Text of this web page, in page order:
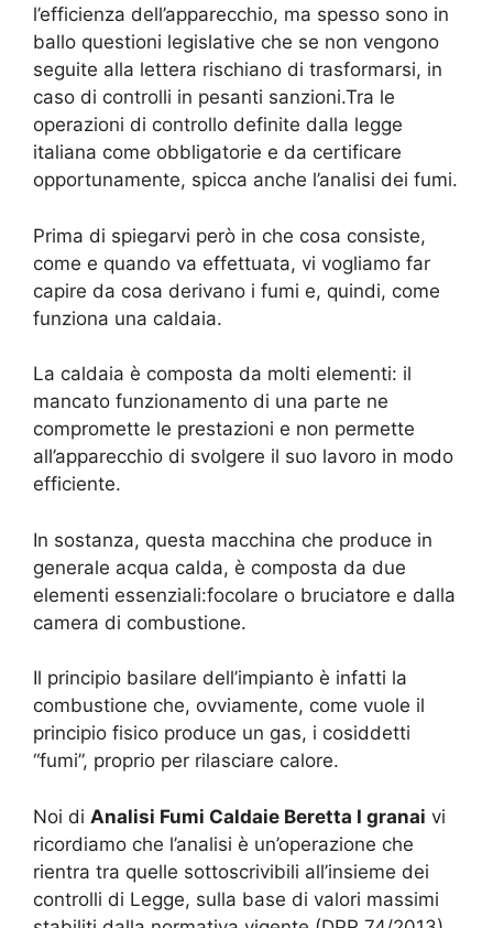
l’efficienza dell’apparecchio, ma spesso sono in
ballo questioni legislative che se non vengono
seguite alla lettera rischiano di trasformarsi, in
caso di controlli in pesanti sanzioni.Tra le
operazioni di controllo definite dalla legge
italiana come obbligatorie e da certificare
opportunamente, spicca anche l’analisi dei fumi.
Prima di spiegarvi però in che cosa consiste,
come e quando va effettuata, vi vogliamo far
capire da cosa derivano i fumi e, quindi, come
funziona una caldaia.
La caldaia è composta da molti elementi: il
mancato funzionamento di una parte ne
compromette le prestazioni e non permette
all’apparecchio di svolgere il suo lavoro in modo
efficiente.
In sostanza, questa macchina che produce in
generale acqua calda, è composta da due
elementi essenziali:focolare o bruciatore e dalla
camera di combustione.
Il principio basilare dell’impianto è infatti la
combustione che, ovviamente, come vuole il
principio fisico produce un gas, i cosiddetti
“fumi”, proprio per rilasciare calore.
Noi di Analisi Fumi Caldaie Beretta I granai vi
ricordiamo che l’analisi è un’operazione che
rientra tra quelle sottoscrivibili all’insieme dei
controlli di Legge, sulla base di valori massimi